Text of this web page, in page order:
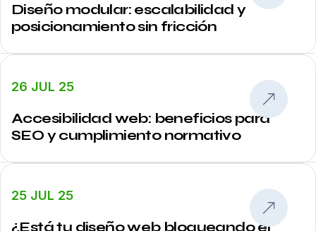
Diseño modular: escalabilidad y
posicionamiento sin fricción
26 JUL 25
Accesibilidad web: beneficios para
SEO y cumplimiento normativo
25 JUL 25
¿Está tu diseño web bloqueando el